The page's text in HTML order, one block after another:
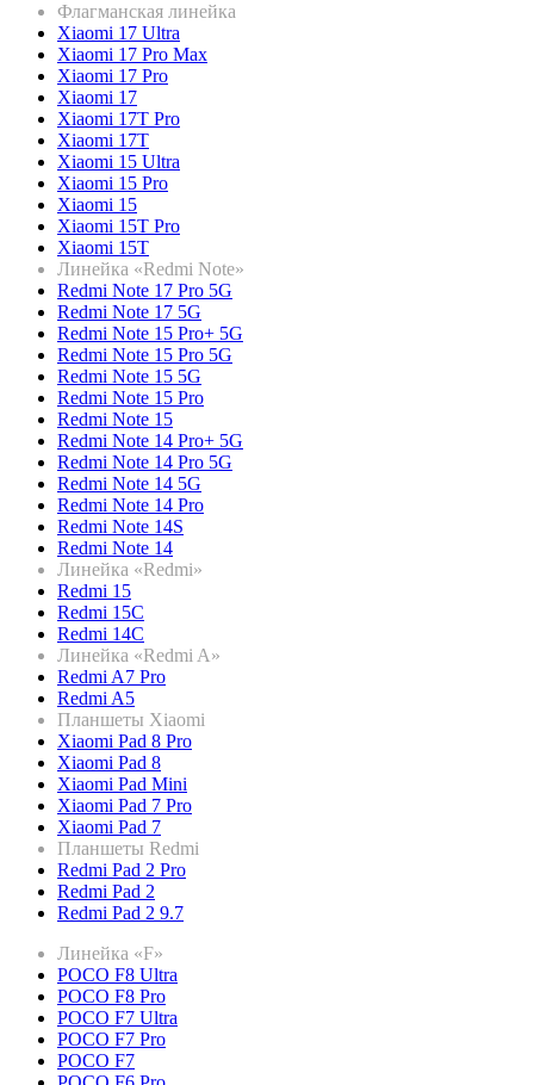
Флагманская линейка
Xiaomi 17 Ultra
Xiaomi 17 Pro Max
Xiaomi 17 Pro
Xiaomi 17
Xiaomi 17T Pro
Xiaomi 17T
Xiaomi 15 Ultra
Xiaomi 15 Pro
Xiaomi 15
Xiaomi 15T Pro
Xiaomi 15T
Линейка «Redmi Note»
Redmi Note 17 Pro 5G
Redmi Note 17 5G
Redmi Note 15 Pro+ 5G
Redmi Note 15 Pro 5G
Redmi Note 15 5G
Redmi Note 15 Pro
Redmi Note 15
Redmi Note 14 Pro+ 5G
Redmi Note 14 Pro 5G
Redmi Note 14 5G
Redmi Note 14 Pro
Redmi Note 14S
Redmi Note 14
Линейка «Redmi»
Redmi 15
Redmi 15C
Redmi 14C
Линейка «Redmi A»
Redmi A7 Pro
Redmi A5
Планшеты Xiaomi
Xiaomi Pad 8 Pro
Xiaomi Pad 8
Xiaomi Pad Mini
Xiaomi Pad 7 Pro
Xiaomi Pad 7
Планшеты Redmi
Redmi Pad 2 Pro
Redmi Pad 2
Redmi Pad 2 9.7
Линейка «F»
POCO F8 Ultra
POCO F8 Pro
POCO F7 Ultra
POCO F7 Pro
POCO F7